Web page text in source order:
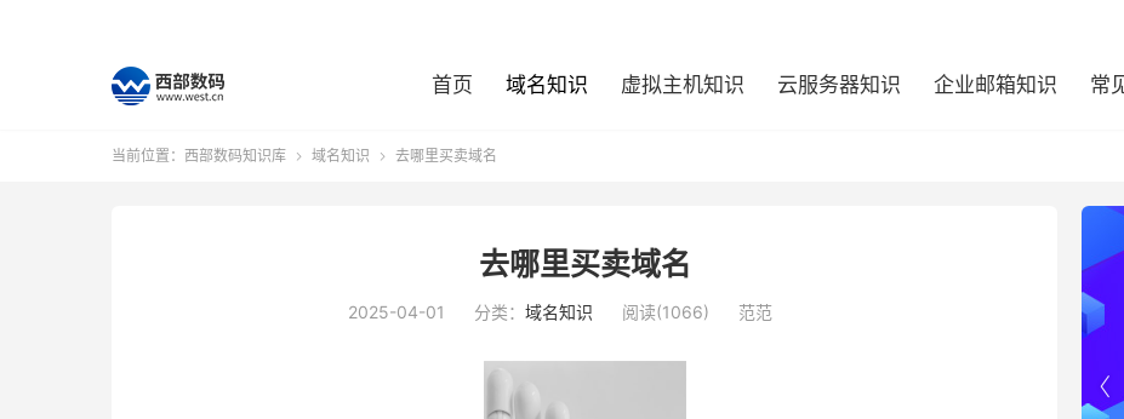
首页 域名知识 虚拟主机知识 云服务器知识 企业邮箱知识 常
当前位置： 西部数码知识库  域名知识  去哪里买卖域名
去哪里买卖域名
2025-04-01 分类： 域名知识 阅读(1066) 范范
